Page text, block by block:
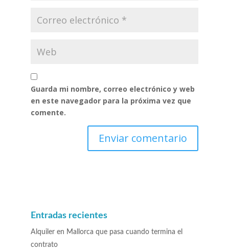
Guarda mi nombre, correo electrónico y web
en este navegador para la próxima vez que
comente.
Entradas recientes
Alquiler en Mallorca que pasa cuando termina el
contrato